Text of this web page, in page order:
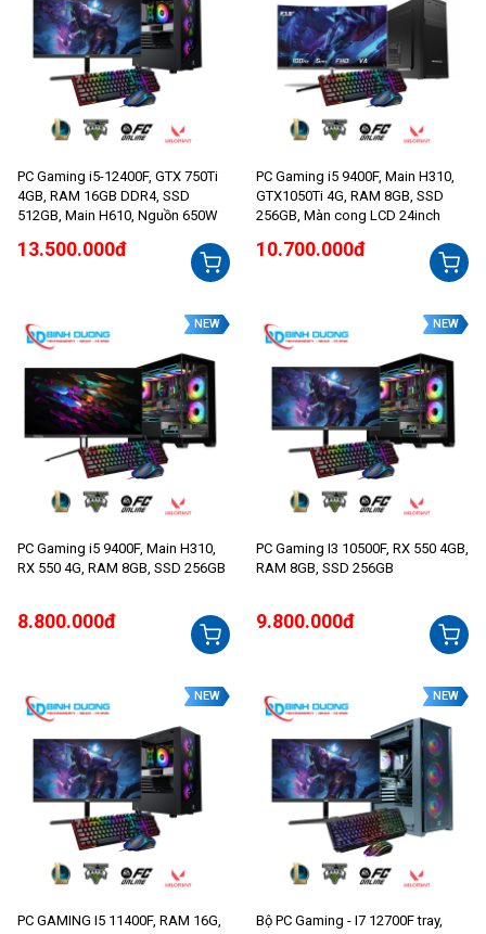
PC Gaming i5-12400F, GTX 750Ti
4GB, RAM 16GB DDR4, SSD
512GB, Main H610, Nguồn 650W
13.500.000đ
PC Gaming i5 9400F, Main H310,
GTX1050Ti 4G, RAM 8GB, SSD
256GB, Màn cong LCD 24inch
10.700.000đ
NEW
PC Gaming i5 9400F, Main H310,
RX 550 4G, RAM 8GB, SSD 256GB
8.800.000đ
NEW
PC Gaming I3 10500F, RX 550 4GB,
RAM 8GB, SSD 256GB
9.800.000đ
NEW
PC GAMING I5 11400F, RAM 16G,
NEW
Bộ PC Gaming - I7 12700F tray,